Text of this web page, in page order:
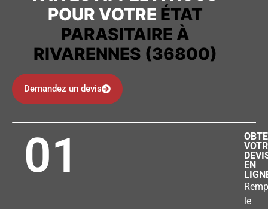
POUR VOTRE ÉTAT
PARASITAIRE À
RIVARENNES (36800)
Demandez un devis
01
EN
le